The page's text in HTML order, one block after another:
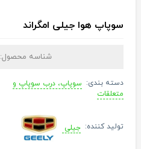
سوپاپ هوا جیلی امگراند
شناسه محصول:
دسته بندی: سوپاپ، درب سوپاپ و
متعلقات
تولید کننده: جیلی